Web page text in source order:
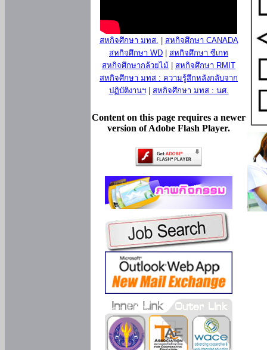
สหกิจศึกษา มทส.
สหกิจศึกษา CANADA
สหกิจศึกษา WD
สหกิจศึกษา ซีเกท
สหกิจศึกษากล้วยไม้
สหกิจศึกษา RMIT
สหกิจศึกษา มทส : ความรู้สึกหลังกลับจาก
ปฏิบัติงานฯ| สหกิจศึกษา มทส : นศ.
Content on this page requires a newer
version of Adobe Flash Player.